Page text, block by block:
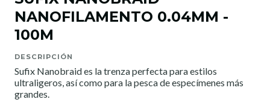
NANOFILAMENTO 0.04MM -
100M
DESCRIPCIÓN
Sufix Nanobraid es la trenza perfecta para estilos
ultraligeros, así como para la pesca de especímenes más
grandes.